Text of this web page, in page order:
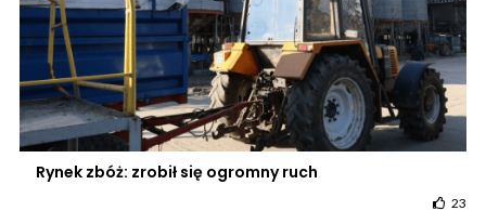
Rynek zbóż: zrobił się ogromny ruch
23